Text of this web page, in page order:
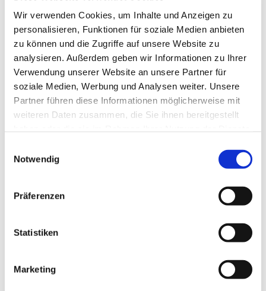
Wir verwenden Cookies, um Inhalte und Anzeigen zu
personalisieren, Funktionen für soziale Medien anbieten
zu können und die Zugriffe auf unsere Website zu
analysieren. Außerdem geben wir Informationen zu Ihrer
Verwendung unserer Website an unsere Partner für
soziale Medien, Werbung und Analysen weiter. Unsere
Partner führen diese Informationen möglicherweise mit
weiteren Daten zusammen, die Sie ihnen bereitgestellt
Notwendig
Präferenzen
Statistiken
Marketing
Dies könnte Sie auch